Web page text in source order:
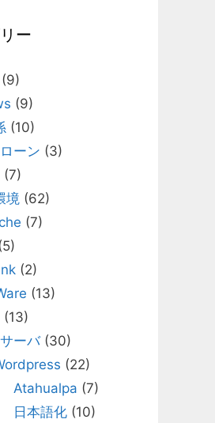
ー
(9)
(9)
(10)
ーン (3)
(7)
境 (62)
(7)
(2)
(13)
(13)
ーバ(30)
(22)
Atahualpa (7)
日本語化(10)